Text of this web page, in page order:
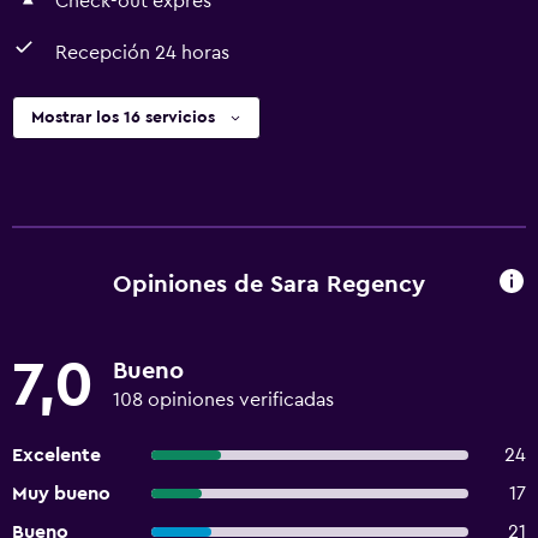
torno al COVID-19. El personal de recepción recibirá a los
Checkout se realiza a las 12:00 Mascotas No se aceptan
mascotas No se aceptan animales de servicio
Recepción 24 horas
Mostrar los 16 servicios
Opiniones de Sara Regency
7,0 Bueno
108 opiniones verificadas
Excelente
24
Muy bueno
17
Bueno
21